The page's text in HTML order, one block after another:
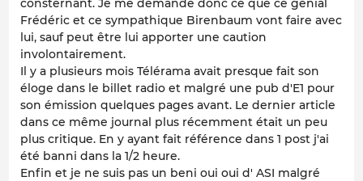
consternant. Je me demande donc ce que ce génial
Frédéric et ce sympathique Birenbaum vont faire avec
lui, sauf peut être lui apporter une caution
involontairement.
Il y a plusieurs mois Télérama avait presque fait son
éloge dans le billet radio et malgré une pub d'E1 pour
son émission quelques pages avant. Le dernier article
dans ce même journal plus récemment était un peu
plus critique. En y ayant fait référence dans 1 post j'ai
été banni dans la 1/2 heure.
Enfin et je ne suis pas un beni oui oui d' ASI malgré